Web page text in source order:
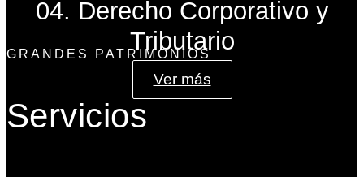
04. Derecho Corporativo y
Tributario
Ver más
GRANDES PATRIMONIOS
Servicios